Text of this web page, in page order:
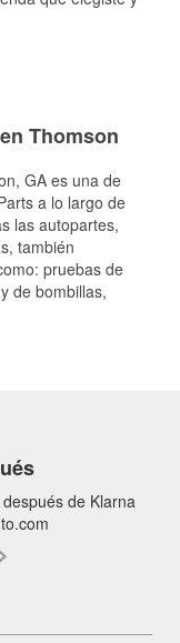
Thomson
, GA es una de
a lo largo de
las autopartes,
también
pruebas de
de bombillas,
de Klarna